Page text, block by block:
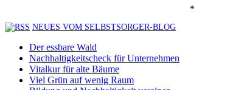
*
NEUES VOM SELBSTSORGER-BLOG
Der essbare Wald
Nachhaltigkeitscheck für Unternehmen
Vitalkur für alte Bäume
Viel Grün auf wenig Raum